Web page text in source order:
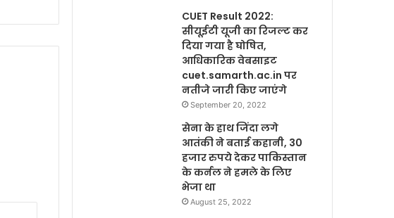
CUET Result 2022:
सीयूईटी यूजी का रिजल्ट कर
दिया गया है घोषित,
आधिकारिक वेबसाइट
cuet.samarth.ac.in पर
नतीजे जारी किए जाएंगे
September 20, 2022
सेना के हाथ जिंदा लगे
आतंकी ने बताई कहानी, 30
हजार रुपये देकर पाकिस्तान
के कर्नल ने हमले के लिए
भेजा था
August 25, 2022